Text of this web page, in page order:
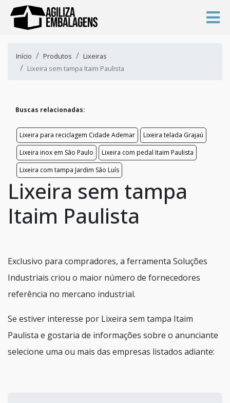
Início Produtos
Lixeiras
Lixeira sem tampa Itaim Paulista
Buscas relacionadas:
Lixeira para reciclagem Cidade Ademar
Lixeira telada Grajaú
Lixeira inox em São Paulo
Lixeira com pedal Itaim Paulista
Lixeira com tampa Jardim São Luís
Lixeira sem tampa
Itaim Paulista
Exclusivo para compradores, a ferramenta Soluções
Industriais criou o maior número de fornecedores
referência no mercano industrial.
Se estiver interesse por Lixeira sem tampa Itaim
Paulista e gostaria de informações sobre o anunciante
selecione uma ou mais das empresas listados adiante: